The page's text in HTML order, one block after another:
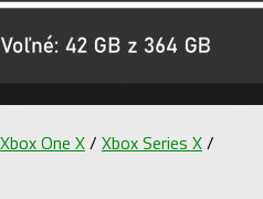
Xbox One X/ Xbox Series X/